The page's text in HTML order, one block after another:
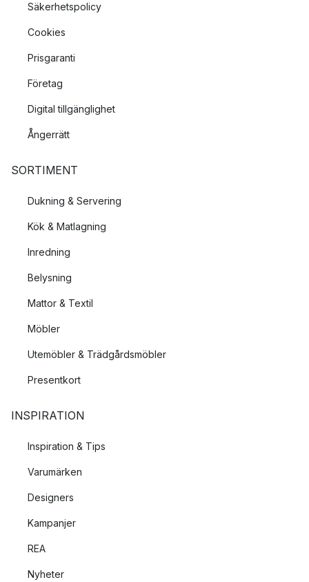
Säkerhetspolicy
Cookies
Prisgaranti
Företag
Digital tillgänglighet
Ångerrätt
SORTIMENT
Dukning & Servering
Kök & Matlagning
Inredning
Belysning
Mattor & Textil
Möbler
Utemöbler & Trädgårdsmöbler
Presentkort
INSPIRATION
Inspiration & Tips
Varumärken
Designers
Kampanjer
REA
Nyheter